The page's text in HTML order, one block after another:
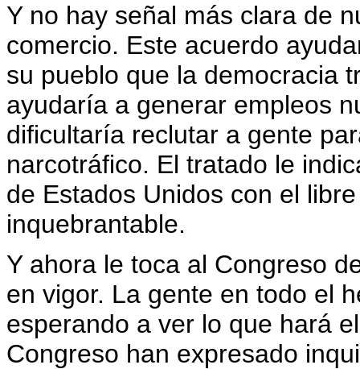
Y no hay señal más clara de
comercio. Este acuerdo
su pueblo que la democracia
ayudaría a generar empleos
dificultaría reclutar a gente
narcotráfico. El tratado le
de Estados Unidos con el
inquebrantable.
Y ahora le toca al Congreso
en vigor. La gente en todo el
esperando a ver lo que hará
Congreso han expresado